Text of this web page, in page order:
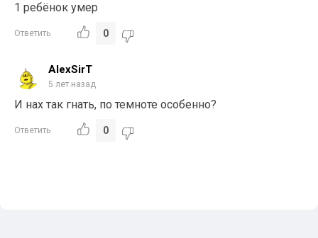
1 ребёнок умер
Ответить 0
AlexSirT
5 лет назад
И нах так гнать, по темноте особенно?
Ответить 0